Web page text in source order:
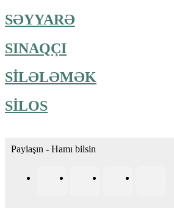
SƏYYARƏ
SINAQÇI
SİLƏLƏMƏK
SİLOS
Paylaşın - Hamı bilsin